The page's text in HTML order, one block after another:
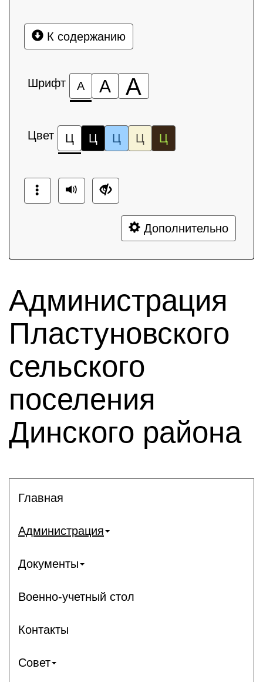
К содержанию
Шрифт А А А
Цвет Ц Ц Ц Ц Ц
Дополнительно
Администрация
Пластуновского
сельского
поселения
Динского района
Главная
Администрация
Документы
Военно-учетный стол
Контакты
Совет